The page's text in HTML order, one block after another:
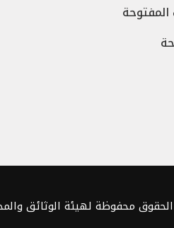
المفتوحة
محفوظة لهيئة الوثائق